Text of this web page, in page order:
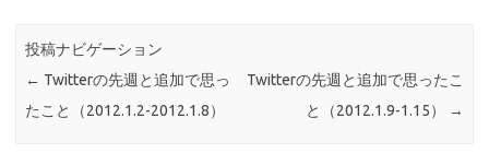
投稿ナビゲーション
← Twitterの先週と追加で思っ
たこと（2012.1.2-2012.1.8）
Twitterの先週と追加で思ったこ
と（2012.1.9-1.15）
→